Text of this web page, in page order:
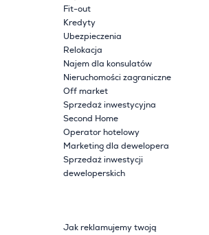
Fit-out
Kredyty
Ubezpieczenia
Relokacja
Najem dla konsulatów
Nieruchomości zagraniczne
Off market
Sprzedaż inwestycyjna
Second Home
Operator hotelowy
Marketing dla dewelopera
Sprzedaż inwestycji
deweloperskich
Jak reklamujemy twoją